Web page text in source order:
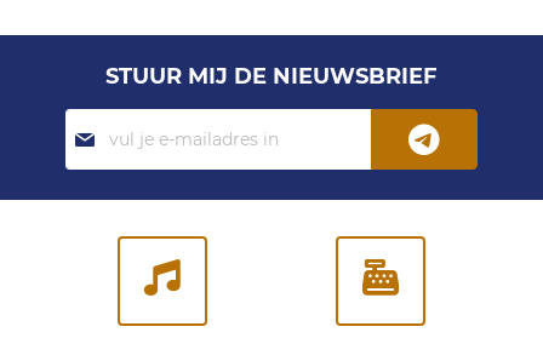
STUUR MIJ DE NIEUWSBRIEF
Abonneer
je
op